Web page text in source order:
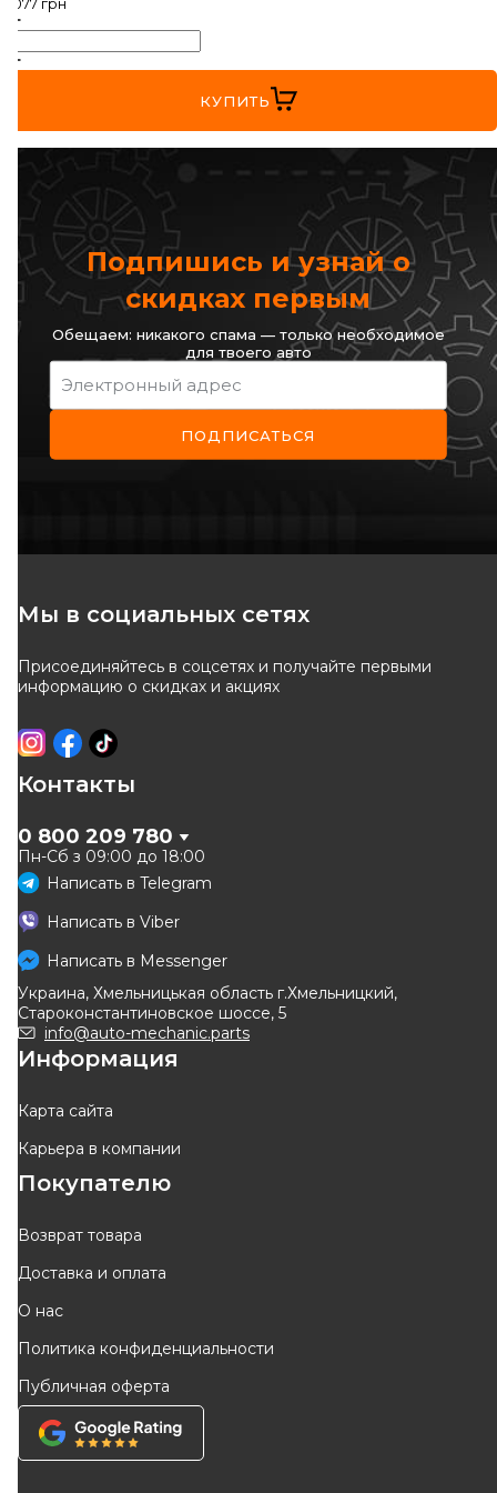
КУПИТЬ
Подпишись и узнай о
скидках первым
Обещаем: никакого спама — только необходимое
для твоего авто
Электронный адрес
ПОДПИСАТЬСЯ
Мы в социальных сетях
Присоединяйтесь в соцсетях и получайте первыми
информацию о скидках и акциях
Контакты
0 800 209 780
Пн-Сб з 09:00 до 18:00
Написать в Telegram
Написать в Viber
Написать в Messenger
Украина, Хмельницькая область г.Хмельницкий,
Староконстантиновское шоссе, 5
info@auto-mechanic.parts
Информация
Карта сайта
Карьера в компании
Покупателю
Возврат товара
Доставка и оплата
О нас
Политика конфиденциальности
Публичная оферта